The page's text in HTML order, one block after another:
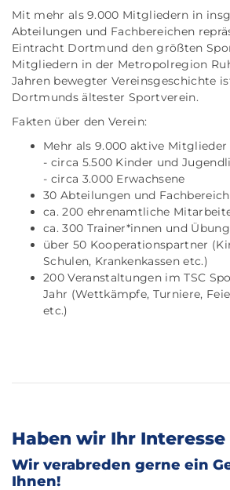
Mit mehr als 9.000 Mitgliedern in
Abteilungen und Fachbereichen
Eintracht Dortmund den größten
Mitgliedern in der Metropolregion
Jahren bewegter Vereinsgeschichte
Dortmunds ältester Sportverein.
Fakten über den Verein:
Mehr als 9.000 aktive Mitglieder
- circa 5.500 Kinder und
- circa 3.000 Erwachsene
30 Abteilungen und
ca. 200 ehrenamtliche
ca. 300 Trainer*innen und
über 50 Kooperationspartner
Schulen, Krankenkassen etc.)
200 Veranstaltungen im TSC
Jahr (Wettkämpfe, Turniere,
etc.)
Haben wir Ihr
Wir verabreden gerne ein
Ihnen!